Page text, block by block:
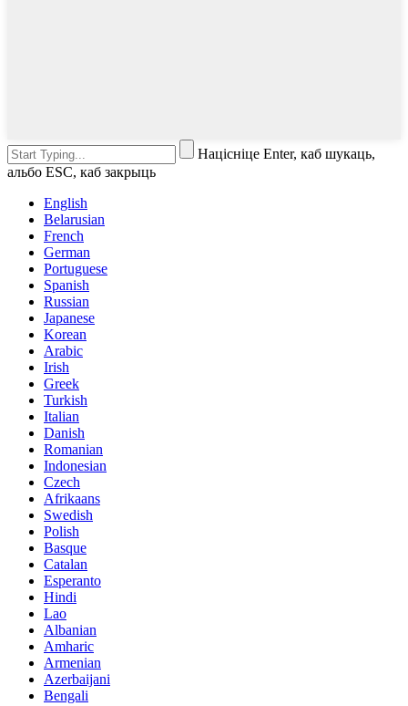
Націсніце Enter, каб шукаць,
альбо ESC, каб закрыць
English
Belarusian
French
German
Portuguese
Spanish
Russian
Japanese
Korean
Arabic
Irish
Greek
Turkish
Italian
Danish
Romanian
Indonesian
Czech
Afrikaans
Swedish
Polish
Basque
Catalan
Esperanto
Hindi
Lao
Albanian
Amharic
Armenian
Azerbaijani
Bengali